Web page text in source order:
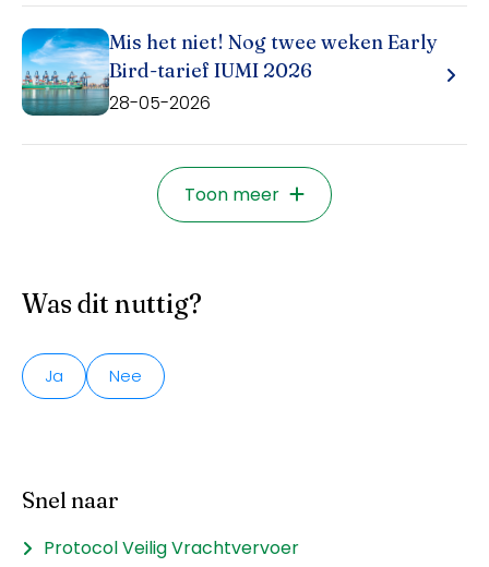
Mis het niet! Nog twee weken Early
Bird-tarief IUMI 2026
28-05-2026
Toon meer
Was dit nuttig?
Ja Nee
Snel naar
Protocol Veilig Vrachtvervoer